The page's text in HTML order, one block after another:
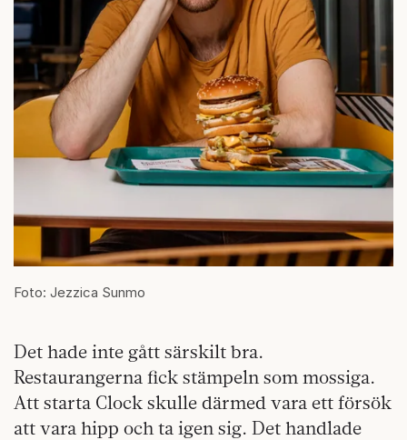
Foto: Jezzica Sunmo
Det hade inte gått särskilt bra.
Restaurangerna fick stämpeln som mossiga.
Att starta Clock skulle därmed vara ett försök
att vara hipp och ta igen sig. Det handlade